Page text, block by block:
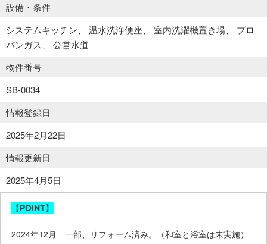
設備・条件
システムキッチン
温水洗浄便座 室内洗濯機置き場
プロ
パンガス
公営水道
物件番号
SB-0034
情報登録日
2025年2月22日
情報更新日
2025年4月5日
【POINT】
2024年12月 一部、リフォーム済み。（和室と浴室は未実施）